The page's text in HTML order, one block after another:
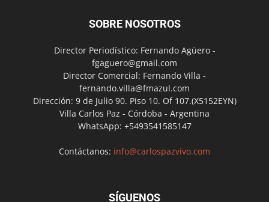
SOBRE NOSOTROS
Director Periodístico: Fernando Agüero -
fgaguero@gmail.com
Director Comercial: Fernando Villa -
fernando.villa@fmazul.com
Dirección: 9 de Julio 90. Piso 10. Of 107.(X5152EYN)
Villa Carlos Paz - Córdoba - Argentina
WhatsApp: +5493541585147
Contáctanos: info@carlospazvivo.com
SÍGUENOS